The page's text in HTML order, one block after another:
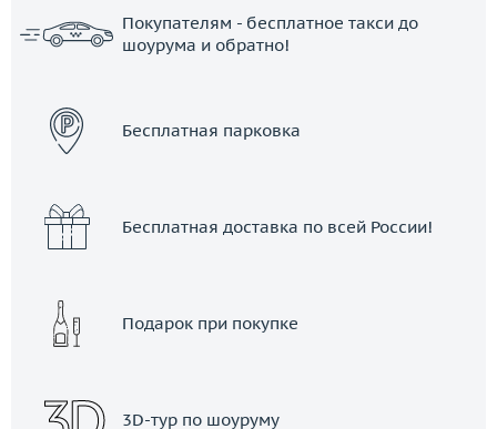
Покупателям - бесплатное такси до
шоурума и обратно!
Бесплатная парковка
Бесплатная доставка по всей России!
Подарок при покупке
3D-тур по шоуруму